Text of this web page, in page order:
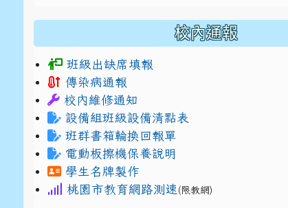
校內通報
班級出缺席填報
傳染病通報
校內維修通知
設備組班級設備清點表
班群書箱輪換回報單
電動板擦機保養說明
學生名牌製作
桃園市教育網路測速 (限教網)